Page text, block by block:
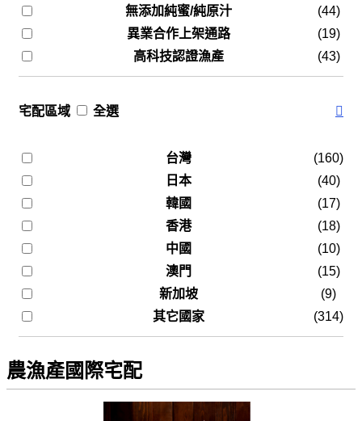
無添加純蜜/純原汁
(44)
異業合作上架通路
(19)
高科技認證漁產
(43)
宅配區域 全選
台灣
(160)
日本
(40)
韓國
(17)
香港
(18)
中國
(10)
澳門
(15)
新加坡
(9)
其它國家
(314)
農漁產國際宅配